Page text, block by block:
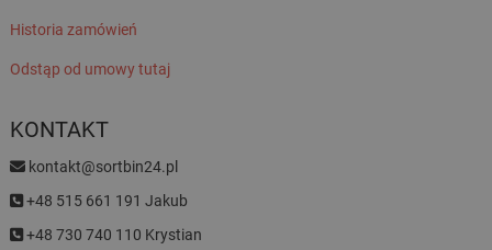
Historia zamówień
Odstąp od umowy tutaj
KONTAKT
kontakt@sortbin24.pl
+48 515 661 191 Jakub
+48 730 740 110 Krystian